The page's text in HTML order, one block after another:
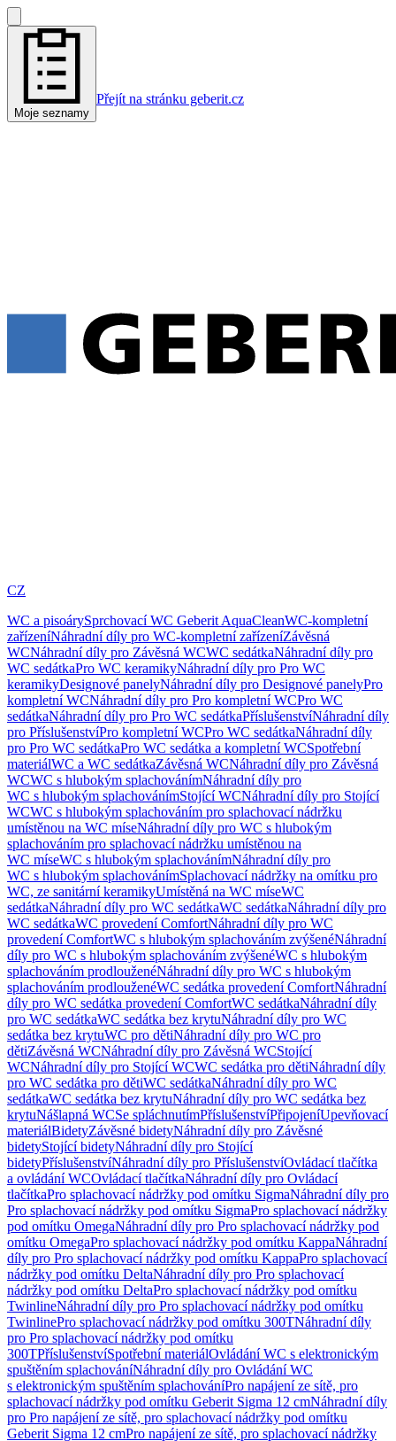
Moje seznamy
Přejít na stránku geberit.cz
CZ
WC a pisoárySprchovací WC Geberit AquaCleanWC-kompletní
zařízeníNáhradní díly pro WC-kompletní zařízeníZávěsná
WCNáhradní díly pro Závěsná WCWC sedátkaNáhradní díly pro
WC sedátkaPro WC keramikyNáhradní díly pro Pro WC
keramikyDesignové panelyNáhradní díly pro Designové panelyPro
kompletní WCNáhradní díly pro Pro kompletní WCPro WC
sedátkaNáhradní díly pro Pro WC sedátkaPříslušenstvíNáhradní díly
pro PříslušenstvíPro kompletní WCPro WC sedátkaNáhradní díly
pro Pro WC sedátkaPro WC sedátka a kompletní WCSpotřební
materiálWC a WC sedátkaZávěsná WCNáhradní díly pro Závěsná
WCWC s hlubokým splachovánímNáhradní díly pro
WC s hlubokým splachovánímStojící WCNáhradní díly pro Stojící
WCWC s hlubokým splachováním pro splachovací nádržku
umístěnou na WC míseNáhradní díly pro WC s hlubokým
splachováním pro splachovací nádržku umístěnou na
WC míseWC s hlubokým splachovánímNáhradní díly pro
WC s hlubokým splachovánímSplachovací nádržky na omítku pro
WC, ze sanitární keramikyUmístěná na WC míseWC
sedátkaNáhradní díly pro WC sedátkaWC sedátkaNáhradní díly pro
WC sedátkaWC provedení ComfortNáhradní díly pro WC
provedení ComfortWC s hlubokým splachováním zvýšenéNáhradní
díly pro WC s hlubokým splachováním zvýšenéWC s hlubokým
splachováním prodlouženéNáhradní díly pro WC s hlubokým
splachováním prodlouženéWC sedátka provedení ComfortNáhradní
díly pro WC sedátka provedení ComfortWC sedátkaNáhradní díly
pro WC sedátkaWC sedátka bez krytuNáhradní díly pro WC
sedátka bez krytuWC pro dětiNáhradní díly pro WC pro
dětiZávěsná WCNáhradní díly pro Závěsná WCStojící
WCNáhradní díly pro Stojící WCWC sedátka pro dětiNáhradní díly
pro WC sedátka pro dětiWC sedátkaNáhradní díly pro WC
sedátkaWC sedátka bez krytuNáhradní díly pro WC sedátka bez
krytuNášlapná WCSe spláchnutímPříslušenstvíPřipojeníUpevňovací
materiálBidetyZávěsné bidetyNáhradní díly pro Závěsné
bidetyStojící bidetyNáhradní díly pro Stojící
bidetyPříslušenstvíNáhradní díly pro PříslušenstvíOvládací tlačítka
a ovládání WCOvládací tlačítkaNáhradní díly pro Ovládací
tlačítkaPro splachovací nádržky pod omítku SigmaNáhradní díly pro
Pro splachovací nádržky pod omítku SigmaPro splachovací nádržky
pod omítku OmegaNáhradní díly pro Pro splachovací nádržky pod
omítku OmegaPro splachovací nádržky pod omítku KappaNáhradní
díly pro Pro splachovací nádržky pod omítku KappaPro splachovací
nádržky pod omítku DeltaNáhradní díly pro Pro splachovací
nádržky pod omítku DeltaPro splachovací nádržky pod omítku
TwinlineNáhradní díly pro Pro splachovací nádržky pod omítku
TwinlinePro splachovací nádržky pod omítku 300TNáhradní díly
pro Pro splachovací nádržky pod omítku
300TPříslušenstvíSpotřební materiálOvládání WC s elektronickým
spuštěním splachováníNáhradní díly pro Ovládání WC
s elektronickým spuštěním splachováníPro napájení ze sítě, pro
splachovací nádržky pod omítku Geberit Sigma 12 cmNáhradní díly
pro Pro napájení ze sítě, pro splachovací nádržky pod omítku
Geberit Sigma 12 cmPro napájení ze sítě, pro splachovací nádržky